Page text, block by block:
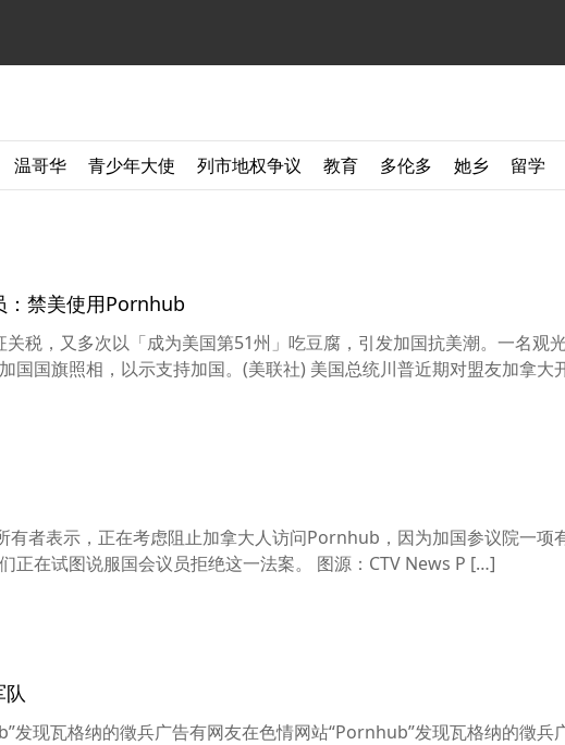
温哥华 青少年大使 列市地权争议 教育 多伦多 她乡 留学
：禁美使用Pornhub
关税，又多次以「成为美国第51州」吃豆腐，引发加国抗美潮。一名观
国国旗照相，以示支持加国。(美联社) 美国总统川普近期对盟友加拿大
者表示，正在考虑阻止加拿大人访问Pornhub，因为加国参议院一项
正在试图说服国会议员拒绝这一法案。 图源：CTV News P […]
队
发现瓦格纳的徵兵广告有网友在色情网站“Pornhub”发现瓦格纳的徵